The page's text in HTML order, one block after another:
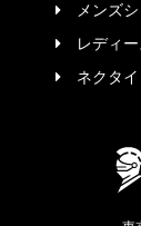
メンズシ
レディー
ネクタイ